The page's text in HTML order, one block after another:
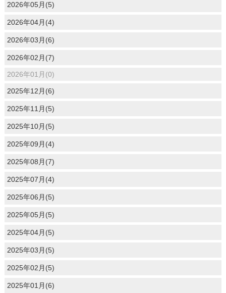
2026年05月(5)
2026年04月(4)
2026年03月(6)
2026年02月(7)
2026年01月(0)
2025年12月(6)
2025年11月(5)
2025年10月(5)
2025年09月(4)
2025年08月(7)
2025年07月(4)
2025年06月(5)
2025年05月(5)
2025年04月(5)
2025年03月(5)
2025年02月(5)
2025年01月(6)